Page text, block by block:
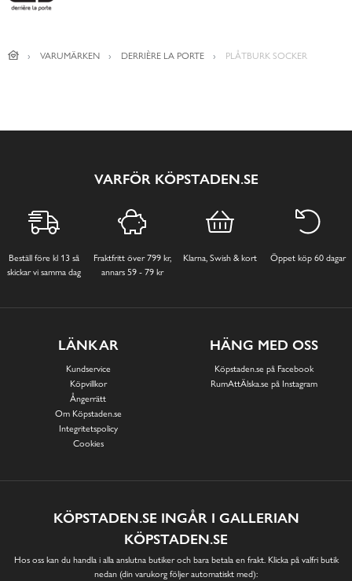
VARUMÄRKEN DERRIÈRE LA PORTE PLÅTBURK SOCKER
VARFÖR KÖPSTADEN.SE
Beställ före kl 13 så
skickar vi samma dag
Fraktfritt över 799 kr,
annars 59 - 79 kr
Klarna, Swish & kort Öppet köp 60 dagar
LÄNKAR
Kundservice
Köpvillkor
Ångerrätt
Om Köpstaden.se
Integritetspolicy
Cookies
HÄNG MED OSS
Köpstaden.se på Facebook
RumAttÄlska.se på Instagram
KÖPSTADEN.SE INGÅR I GALLERIAN
KÖPSTADEN.SE
Hos oss kan du handla i alla anslutna butiker och bara betala en frakt. Klicka på valfri butik
nedan (din varukorg följer automatiskt med):